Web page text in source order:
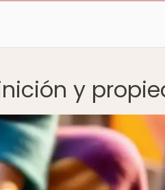
y